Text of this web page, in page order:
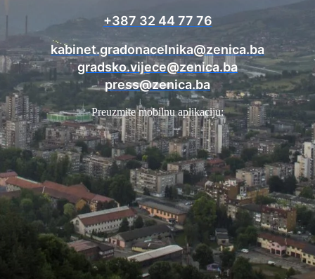
+387 32 44 77 76
kabinet.gradonacelnika@zenica.ba
gradsko.vijece@zenica.ba
press@zenica.ba
Preuzmite mobilnu aplikaciju: